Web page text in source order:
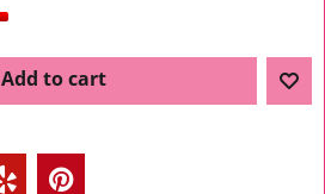
Add to cart